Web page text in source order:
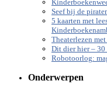
Seef bij de
5 kaarten met
Theaterlezen
Dit dier hier – 30
Robotoorlog:
Onderwerpen